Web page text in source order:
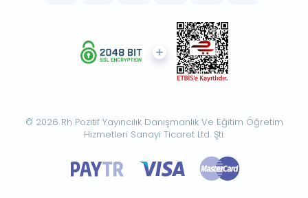
© 2026 Rh Pozitif Yayıncılık Danışmanlık Ve Eğitim Öğretim
Hizmetleri Sanayi Ticaret Ltd. Şti.